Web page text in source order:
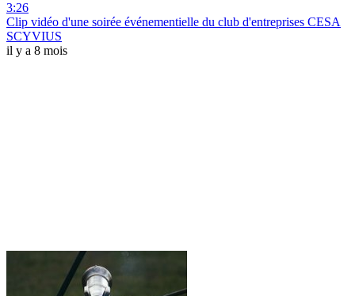
3:26
Clip vidéo d'une soirée événementielle du club d'entreprises CESA
SCYVIUS
il y a 8 mois